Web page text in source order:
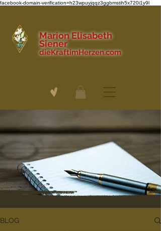
facebook-domain-verification=h23wpuyjqqz3ggbmstih5x720i1y9l
Marion Elisabeth
Siener
dieKraftimHerzen.com
BLOG